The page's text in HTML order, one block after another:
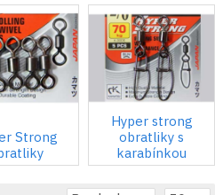
Strong
Hyper strong
obratliky s
karabínkou